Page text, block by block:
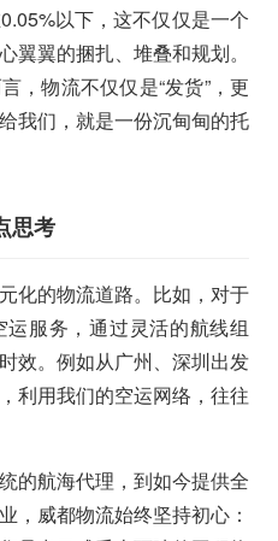
以下，这不仅仅是一个
翼翼的捆扎、堆叠和规划。
，物流不仅仅是“发货”，更
我们，就是一份沉甸甸的托
思考
化的物流道路。比如，对于
服务，通过灵活的航线组
效。例如从广州、深圳出发
利用我们的空运网络，往往
的航海代理，到如今提供全
，威都物流始终坚持初心：